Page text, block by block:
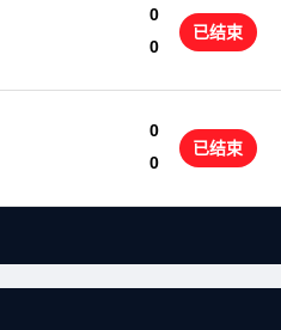
0
0
已结束
0
0
已结束